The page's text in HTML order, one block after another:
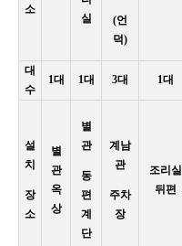
소
실
(언
덕)
대
수
1대 1대 3대 1대
설
치
장
소
별
관
옥
상
별
관
동
편
계
단
계남
관
주차
장
조리실
뒤편